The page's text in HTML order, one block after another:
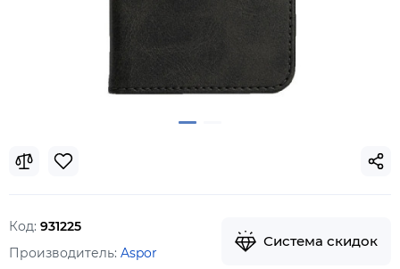
Код: 931225
Производитель: Aspor
Система скидок